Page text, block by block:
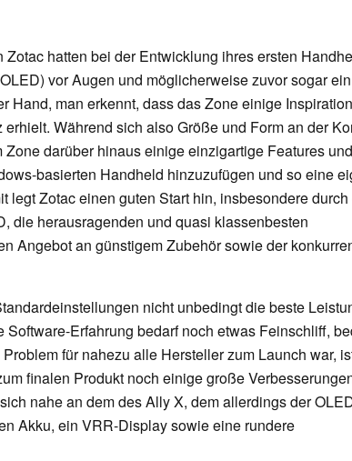
hatten bei der Entwicklung ihres ersten
vor Augen und möglicherweise zuvor sogar
Hand, man erkennt, dass das Zone einige
Während sich also Größe und Form an der
darüber hinaus einige einzigartige Features
basierten Handheld hinzuzufügen und so eine
legt Zotac einen guten Start hin, insbesondere durch
die herausragenden und quasi klassenbesten
Angebot an günstigem Zubehör sowie der
nicht unbedingt die beste
Erfahrung bedarf noch etwas Feinschliff,
für nahezu alle Hersteller zum Launch war,
finalen Produkt noch einige große
nahe an dem des Ally X, dem allerdings der
Akku, ein VRR-Display sowie eine rundere